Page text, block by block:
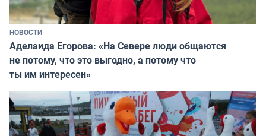
НОВОСТИ
Аделаида Егорова: «На Севере люди общаются
не потому, что это выгодно, а потому что
ты им интересен»